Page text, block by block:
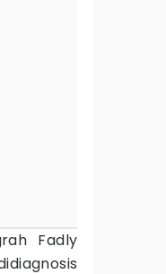
Fadly